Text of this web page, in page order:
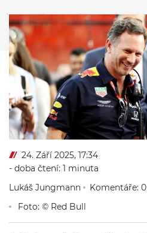
24. Září 2025, 17:34
- doba čtení: 1 minuta
Lukáš Jungmann
Komentáře: 0
Foto: © Red Bull